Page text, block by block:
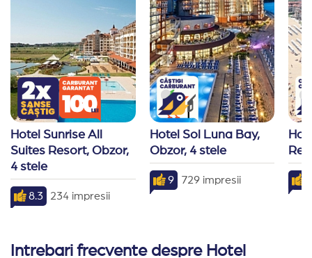
Hotel Sunrise All
Suites Resort, Obzor,
4 stele
8.3 234 impresii
Hotel Sol Luna Bay,
Obzor, 4 stele
9 729 impresii
Intrebari frecvente despre Hotel